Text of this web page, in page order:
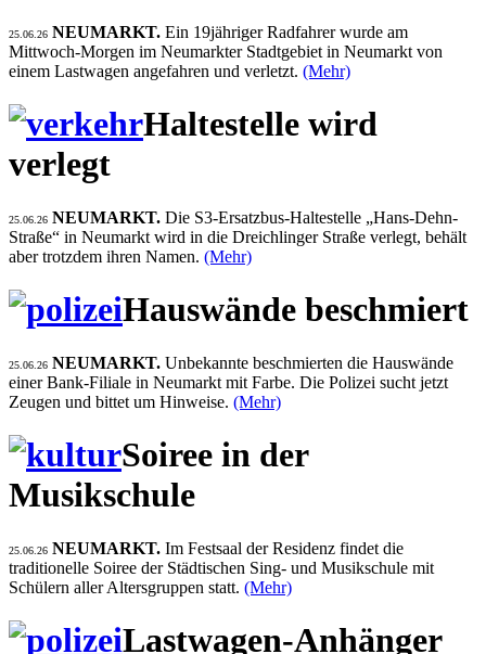
25.06.26 NEUMARKT. Ein 19jähriger Radfahrer wurde am
Mittwoch-Morgen im Neumarkter Stadtgebiet in Neumarkt von
einem Lastwagen angefahren und verletzt. (Mehr)
Haltestelle wird
verlegt
25.06.26 NEUMARKT. Die S3-Ersatzbus-Haltestelle „Hans-Dehn-
Straße“ in Neumarkt wird in die Dreichlinger Straße verlegt, behält
aber trotzdem ihren Namen. (Mehr)
Hauswände beschmiert
25.06.26 NEUMARKT. Unbekannte beschmierten die Hauswände
einer Bank-Filiale in Neumarkt mit Farbe. Die Polizei sucht jetzt
Zeugen und bittet um Hinweise. (Mehr)
Soiree in der
Musikschule
25.06.26 NEUMARKT. Im Festsaal der Residenz findet die
traditionelle Soiree der Städtischen Sing- und Musikschule mit
Schülern aller Altersgruppen statt. (Mehr)
Lastwagen-Anhänger